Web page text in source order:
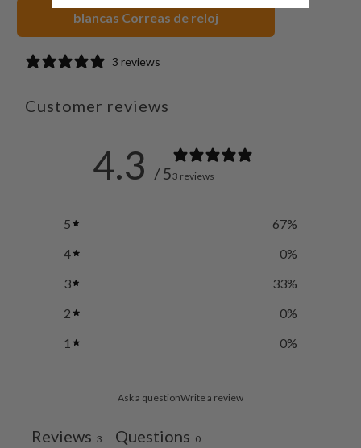
blancas Correas de reloj
3 reviews
Customer reviews
4.3 / 53 reviews
5 67%
4
0%
3
33%
2
0%
1
0%
Ask a questionWrite a review
Reviews 3 Questions 0